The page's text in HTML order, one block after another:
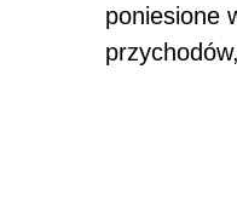
poniesione